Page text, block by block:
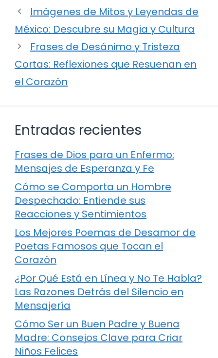
Imágenes de Mitos y Leyendas de
México: Descubre su Magia y Cultura
Frases de Desánimo y Tristeza
Cortas: Reflexiones que Resuenan en
el Corazón
Entradas recientes
Frases de Dios para un Enfermo:
Mensajes de Esperanza y Fe
Cómo se Comporta un Hombre
Despechado: Entiende sus
Reacciones y Sentimientos
Los Mejores Poemas de Desamor de
Poetas Famosos que Tocan el
Corazón
¿Por Qué Está en Línea y No Te Habla?
Las Razones Detrás del Silencio en
Mensajería
Cómo Ser un Buen Padre y Buena
Madre: Consejos Clave para Criar
Niños Felices